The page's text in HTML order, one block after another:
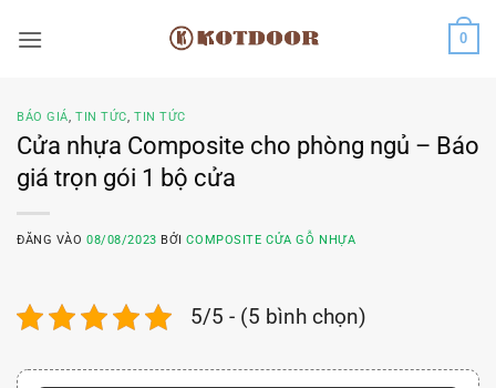
qua
0
BÁO GIÁ,TIN TỨC,TIN TỨC
Cửa nhựa Composite cho phòng ngủ – Báo
giá trọn gói 1 bộ cửa
ĐĂNG VÀO08/08/2023 BỞICOMPOSITE CỬA GỖ NHỰA
5/5 - (5 bình chọn)